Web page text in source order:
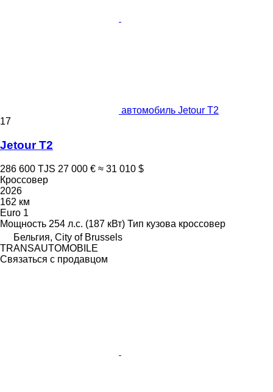
автомобиль Jetour T2
17
Jetour T2
286 600 TJS 27 000 € ≈ 31 010 $
Кроссовер
2026
162 км
Euro 1
Мощность 254 л.с. (187 кВт) Тип кузова кроссовер
Бельгия, City of Brussels
TRANSAUTOMOBILE
Связаться с продавцом